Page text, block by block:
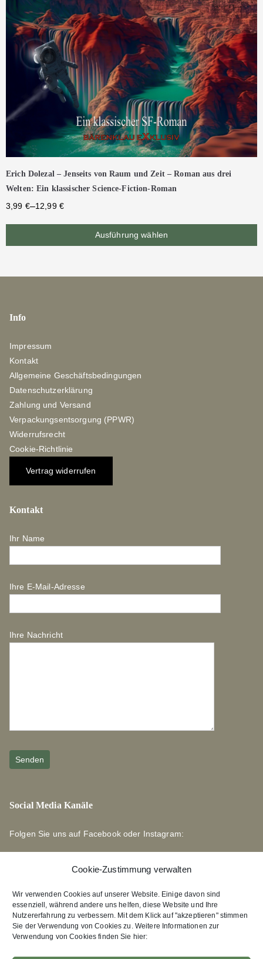
Cookie-Zustimmung verwalten
Wir verwenden Cookies auf unserer Website. Einige davon sind
essenziell, während andere uns helfen, diese Website und Ihre
Nutzererfahrung zu verbessern. Mit dem Klick auf "akzeptieren" stimmen
Sie der Verwendung von Cookies zu. Weitere Informationen zur
Verwendung von Cookies finden Sie hier:
Erich Dolezal – Jenseits von Raum und Zeit – Roman aus drei
Welten: Ein klassischer Science-Fiction-Roman
3,99 €–12,99 €
Ausführung wählen
Info
Impressum
Kontakt
Allgemeine Geschäftsbedingungen
Datenschutzerklärung
Zahlung und Versand
Verpackungsentsorgung (PPWR)
Widerrufsrecht
Cookie-Richtlinie
Vertrag widerrufen
Kontakt
Ihr Name
Ihre E-Mail-Adresse
Ihre Nachricht
Social Media Kanäle
Folgen Sie uns auf Facebook oder Instagram:
Links zu unseren Partnerverlagen
Edition Bärenklau